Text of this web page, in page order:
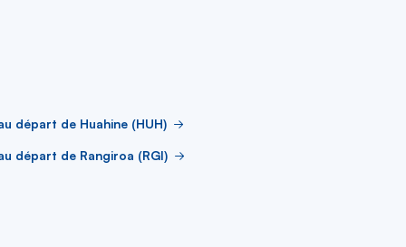
départ de Huahine (HUH)
départ de Rangiroa (RGI)